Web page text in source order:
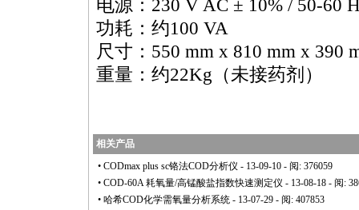
电源：230 V AC ± 10% / 50-60
功耗：约100 VA
尺寸：550 mm x 810 mm x 390
重量：约22Kg（未接药剂）
相关产品
• CODmax plus sc铬法COD分析仪 - 13-09-10 - 阅: 376059
• COD-60A 耗氧量/高锰酸盐指数快速测定仪 - 13-08-18 - 阅:
• 哈希COD化学需氧量分析系统 - 13-07-29 - 阅: 407853